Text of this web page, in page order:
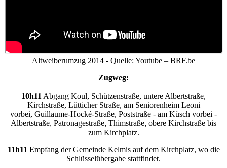
Altweiberumzug 2014 - Quelle: Youtube – BRF.be
Zugweg:
10h11Abgang Koul, Schützenstraße, untere Albertstraße,
Kirchstraße, Lütticher Straße, am Seniorenheim Leoni
vorbei, Guillaume-Hocké-Straße, Poststraße - am Küsch vorbei -
Albertstraße, Patronagestraße, Thimstraße, obere Kirchstraße bis
zum Kirchplatz.
11h11Empfang der Gemeinde Kelmis auf dem Kirchplatz, wo die
Schlüsselübergabe stattfindet.